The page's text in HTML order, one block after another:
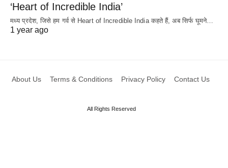
‘Heart of Incredible India’
मध्य प्रदेश, जिसे हम गर्व से Heart of Incredible India कहते हैं, अब सिर्फ घूमने…
1 year ago
About Us Terms & Conditions Privacy Policy Contact Us
All Rights Reserved